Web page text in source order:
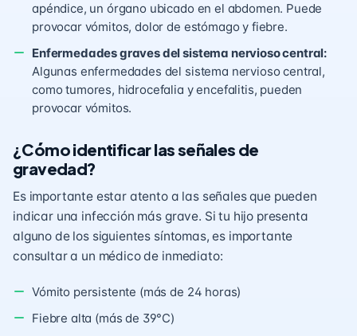
apéndice, un órgano ubicado en el abdomen. Puede
provocar vómitos, dolor de estómago y fiebre.
Enfermedades graves del sistema nervioso central:
Algunas enfermedades del sistema nervioso central,
como tumores, hidrocefalia y encefalitis, pueden
provocar vómitos.
¿Cómo identificar las señales de
gravedad?
Es importante estar atento a las señales que pueden
indicar una infección más grave. Si tu hijo presenta
alguno de los siguientes síntomas, es importante
consultar a un médico de inmediato:
Vómito persistente (más de 24 horas)
Fiebre alta (más de 39°C)